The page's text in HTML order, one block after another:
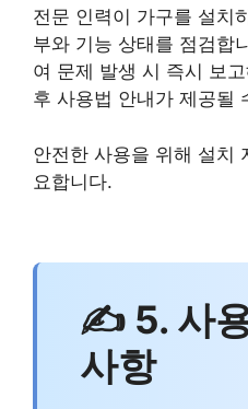
전문 인력이 가구를 설치
부와 기능 상태를 점검합
여 문제 발생 시 즉시 보
후 사용법 안내가 제공될
안전한 사용을 위해 설치
요합니다.
✍ 5. 사
사항